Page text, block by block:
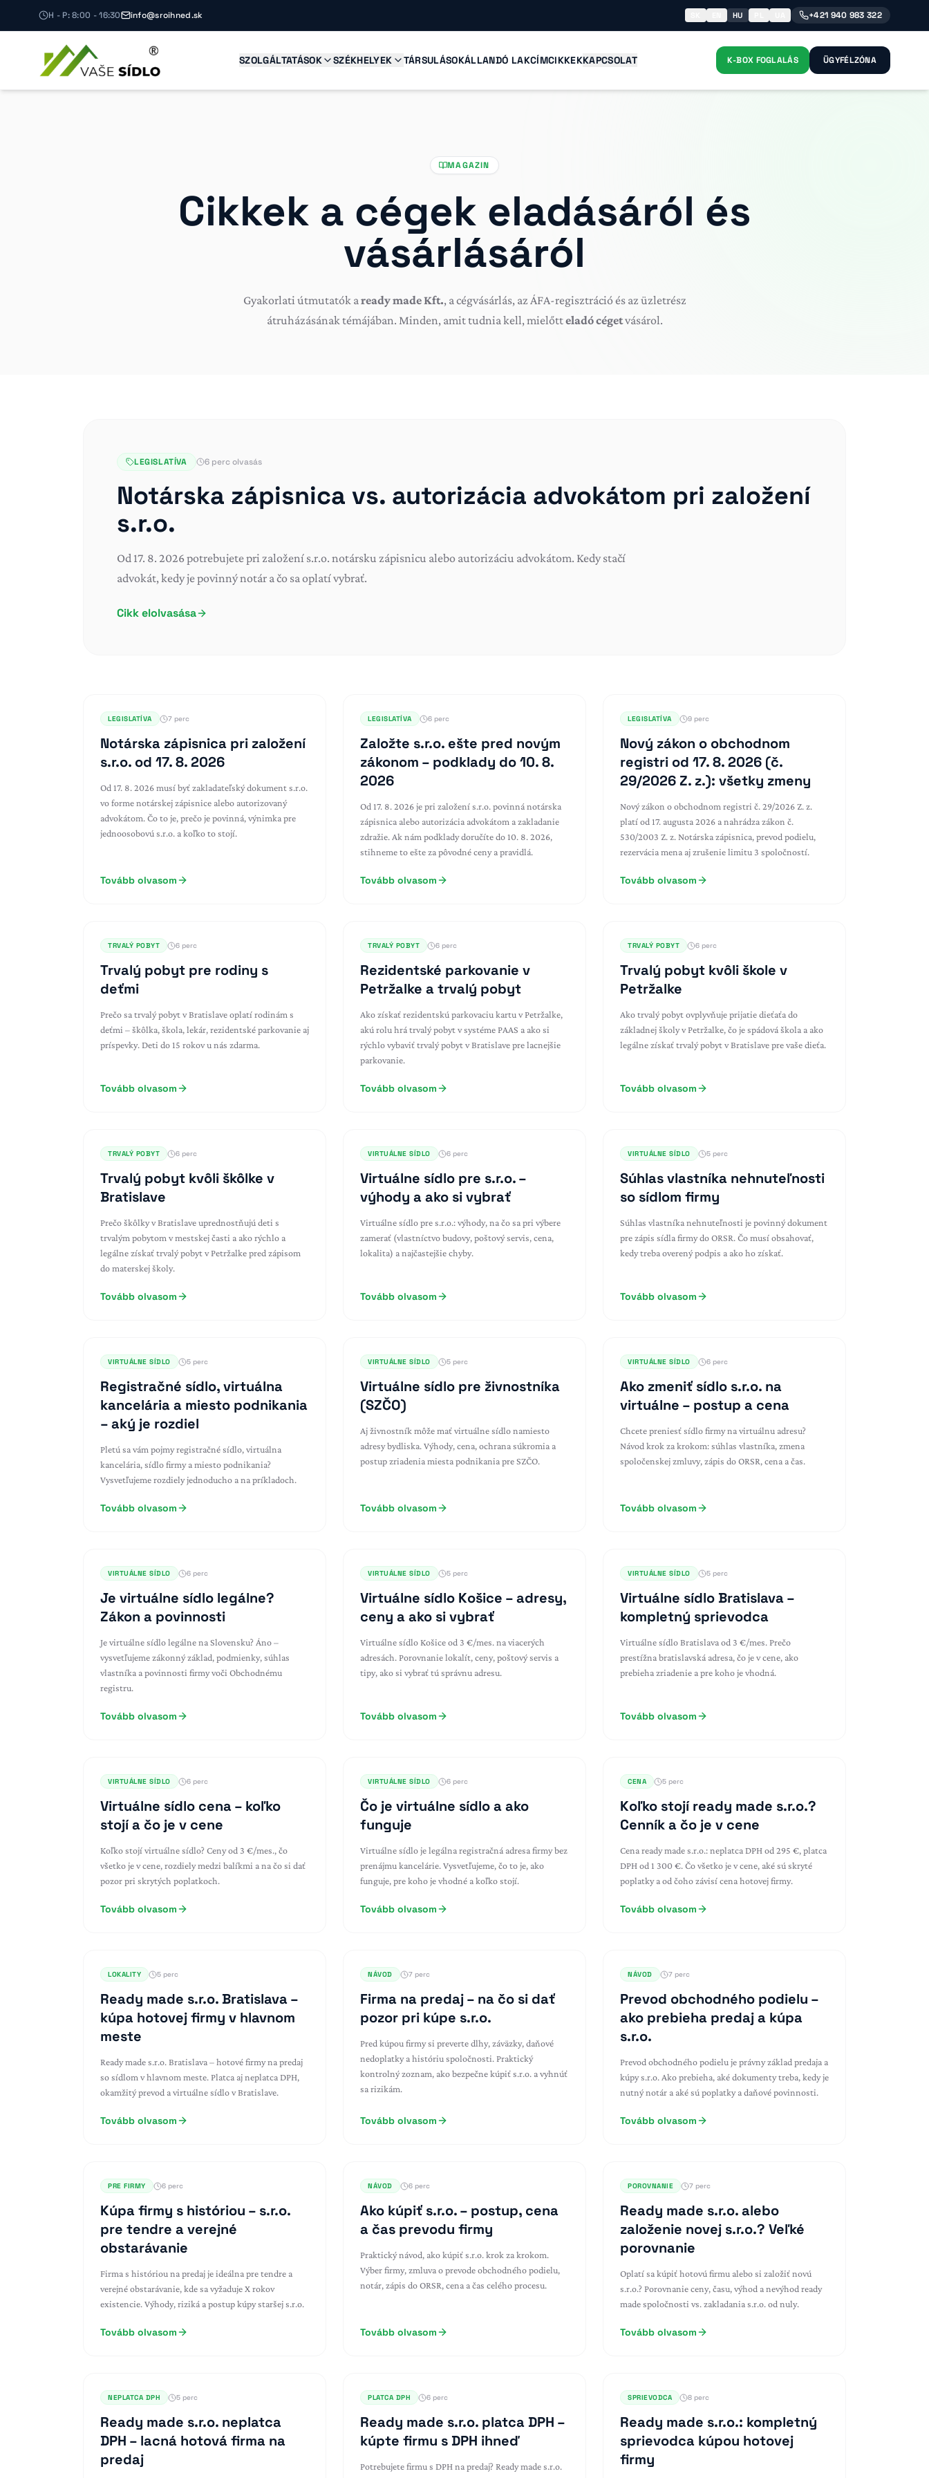
H - P: 8:00 - 16:30 info@sroihned.sk HU +421 940 983 322
SZOLGÁLTATÁSOK SZÉKHELYEK TÁRSULÁSOKÁLLANDÓ LAKCÍMCIKKEKKAPCSOLAT K-BOX FOGLALÁS ÜGYFÉLZÓNA
MAGAZIN
Cikkek a cégek eladásáról és
vásárlásáról
Gyakorlati útmutatók aready made Kft., a cégvásárlás, az ÁFA-regisztráció és az üzletrész
átruházásának témájában. Minden, amit tudnia kell, mielőtteladó cégetvásárol.
LEGISLATÍVA 6 perc olvasás
Notárska zápisnica vs. autorizácia advokátom pri založení
s.r.o.
Od 17. 8. 2026 potrebujete pri založení s.r.o. notársku zápisnicu alebo autorizáciu advokátom. Kedy stačí
advokát, kedy je povinný notár a čo sa oplatí vybrať.
Cikk elolvasása
LEGISLATÍVA 7 perc
Notárska zápisnica pri založení
s.r.o. od 17. 8. 2026
Od 17. 8. 2026 musí byť zakladateľský dokument s.r.o.
vo forme notárskej zápisnice alebo autorizovaný
advokátom. Čo to je, prečo je povinná, výnimka pre
jednoosobovú s.r.o. a koľko to stojí.
Tovább olvasom
LEGISLATÍVA 6 perc
Založte s.r.o. ešte pred novým
zákonom – podklady do 10. 8.
2026
Od 17. 8. 2026 je pri založení s.r.o. povinná notárska
zápisnica alebo autorizácia advokátom a zakladanie
zdražie. Ak nám podklady doručíte do 10. 8. 2026,
stihneme to ešte za pôvodné ceny a pravidlá.
Tovább olvasom
LEGISLATÍVA 9 perc
Nový zákon o obchodnom
registri od 17. 8. 2026 (č.
29/2026 Z. z.): všetky zmeny
Nový zákon o obchodnom registri č. 29/2026 Z. z.
platí od 17. augusta 2026 a nahrádza zákon č.
530/2003 Z. z. Notárska zápisnica, prevod podielu,
rezervácia mena aj zrušenie limitu 3 spoločností.
Tovább olvasom
TRVALÝ POBYT 6 perc
Trvalý pobyt pre rodiny s
deťmi
Prečo sa trvalý pobyt v Bratislave oplatí rodinám s
deťmi – škôlka, škola, lekár, rezidentské parkovanie aj
príspevky. Deti do 15 rokov u nás zdarma.
Tovább olvasom
TRVALÝ POBYT 6 perc
Rezidentské parkovanie v
Petržalke a trvalý pobyt
Ako získať rezidentskú parkovaciu kartu v Petržalke,
akú rolu hrá trvalý pobyt v systéme PAAS a ako si
rýchlo vybaviť trvalý pobyt v Bratislave pre lacnejšie
parkovanie.
Tovább olvasom
TRVALÝ POBYT 6 perc
Trvalý pobyt kvôli škole v
Petržalke
Ako trvalý pobyt ovplyvňuje prijatie dieťaťa do
základnej školy v Petržalke, čo je spádová škola a ako
legálne získať trvalý pobyt v Bratislave pre vaše dieťa.
Tovább olvasom
TRVALÝ POBYT 6 perc
Trvalý pobyt kvôli škôlke v
Bratislave
Prečo škôlky v Bratislave uprednostňujú deti s
trvalým pobytom v mestskej časti a ako rýchlo a
legálne získať trvalý pobyt v Petržalke pred zápisom
do materskej školy.
Tovább olvasom
VIRTUÁLNE SÍDLO 6 perc
Virtuálne sídlo pre s.r.o. –
výhody a ako si vybrať
Virtuálne sídlo pre s.r.o.: výhody, na čo sa pri výbere
zamerať (vlastníctvo budovy, poštový servis, cena,
lokalita) a najčastejšie chyby.
Tovább olvasom
VIRTUÁLNE SÍDLO 5 perc
Súhlas vlastníka nehnuteľnosti
so sídlom firmy
Súhlas vlastníka nehnuteľnosti je povinný dokument
pre zápis sídla firmy do ORSR. Čo musí obsahovať,
kedy treba overený podpis a ako ho získať.
Tovább olvasom
VIRTUÁLNE SÍDLO 5 perc
Registračné sídlo, virtuálna
kancelária a miesto podnikania
– aký je rozdiel
Pletú sa vám pojmy registračné sídlo, virtuálna
kancelária, sídlo firmy a miesto podnikania?
Vysvetľujeme rozdiely jednoducho a na príkladoch.
Tovább olvasom
VIRTUÁLNE SÍDLO 5 perc
Virtuálne sídlo pre živnostníka
(SZČO)
Aj živnostník môže mať virtuálne sídlo namiesto
adresy bydliska. Výhody, cena, ochrana súkromia a
postup zriadenia miesta podnikania pre SZČO.
Tovább olvasom
VIRTUÁLNE SÍDLO 6 perc
Ako zmeniť sídlo s.r.o. na
virtuálne – postup a cena
Chcete preniesť sídlo firmy na virtuálnu adresu?
Návod krok za krokom: súhlas vlastníka, zmena
spoločenskej zmluvy, zápis do ORSR, cena a čas.
Tovább olvasom
VIRTUÁLNE SÍDLO 6 perc
Je virtuálne sídlo legálne?
Zákon a povinnosti
Je virtuálne sídlo legálne na Slovensku? Áno –
vysvetľujeme zákonný základ, podmienky, súhlas
vlastníka a povinnosti firmy voči Obchodnému
registru.
Tovább olvasom
VIRTUÁLNE SÍDLO 5 perc
Virtuálne sídlo Košice – adresy,
ceny a ako si vybrať
Virtuálne sídlo Košice od 3 €/mes. na viacerých
adresách. Porovnanie lokalít, ceny, poštový servis a
tipy, ako si vybrať tú správnu adresu.
Tovább olvasom
VIRTUÁLNE SÍDLO 5 perc
Virtuálne sídlo Bratislava –
kompletný sprievodca
Virtuálne sídlo Bratislava od 3 €/mes. Prečo
prestížna bratislavská adresa, čo je v cene, ako
prebieha zriadenie a pre koho je vhodná.
Tovább olvasom
VIRTUÁLNE SÍDLO 6 perc
Virtuálne sídlo cena – koľko
stojí a čo je v cene
Koľko stojí virtuálne sídlo? Ceny od 3 €/mes., čo
všetko je v cene, rozdiely medzi balíkmi a na čo si dať
pozor pri skrytých poplatkoch.
Tovább olvasom
VIRTUÁLNE SÍDLO 6 perc
Čo je virtuálne sídlo a ako
funguje
Virtuálne sídlo je legálna registračná adresa firmy bez
prenájmu kancelárie. Vysvetľujeme, čo to je, ako
funguje, pre koho je vhodné a koľko stojí.
Tovább olvasom
CENA 5 perc
Koľko stojí ready made s.r.o.?
Cenník a čo je v cene
Cena ready made s.r.o.: neplatca DPH od 295 €, platca
DPH od 1 300 €. Čo všetko je v cene, aké sú skryté
poplatky a od čoho závisí cena hotovej firmy.
Tovább olvasom
LOKALITY 5 perc
Ready made s.r.o. Bratislava –
kúpa hotovej firmy v hlavnom
meste
Ready made s.r.o. Bratislava – hotové firmy na predaj
so sídlom v hlavnom meste. Platca aj neplatca DPH,
okamžitý prevod a virtuálne sídlo v Bratislave.
Tovább olvasom
NÁVOD 7 perc
Firma na predaj – na čo si dať
pozor pri kúpe s.r.o.
Pred kúpou firmy si preverte dlhy, záväzky, daňové
nedoplatky a históriu spoločnosti. Praktický
kontrolný zoznam, ako bezpečne kúpiť s.r.o. a vyhnúť
sa rizikám.
Tovább olvasom
NÁVOD 7 perc
Prevod obchodného podielu –
ako prebieha predaj a kúpa
s.r.o.
Prevod obchodného podielu je právny základ predaja a
kúpy s.r.o. Ako prebieha, aké dokumenty treba, kedy je
nutný notár a aké sú poplatky a daňové povinnosti.
Tovább olvasom
PRE FIRMY 6 perc
Kúpa firmy s históriou – s.r.o.
pre tendre a verejné
obstarávanie
Firma s históriou na predaj je ideálna pre tendre a
verejné obstarávanie, kde sa vyžaduje X rokov
existencie. Výhody, riziká a postup kúpy staršej s.r.o.
Tovább olvasom
NÁVOD 6 perc
Ako kúpiť s.r.o. – postup, cena
a čas prevodu firmy
Praktický návod, ako kúpiť s.r.o. krok za krokom.
Výber firmy, zmluva o prevode obchodného podielu,
notár, zápis do ORSR, cena a čas celého procesu.
Tovább olvasom
POROVNANIE 7 perc
Ready made s.r.o. alebo
založenie novej s.r.o.? Veľké
porovnanie
Oplatí sa kúpiť hotovú firmu alebo si založiť novú
s.r.o.? Porovnanie ceny, času, výhod a nevýhod ready
made spoločnosti vs. zakladania s.r.o. od nuly.
Tovább olvasom
NEPLATCA DPH 5 perc
Ready made s.r.o. neplatca
DPH – lacná hotová firma na
predaj
PLATCA DPH 6 perc
Ready made s.r.o. platca DPH –
kúpte firmu s DPH ihneď
Potrebujete firmu s DPH na predaj? Ready made s.r.o.
SPRIEVODCA 8 perc
Ready made s.r.o.: kompletný
sprievodca kúpou hotovej
firmy